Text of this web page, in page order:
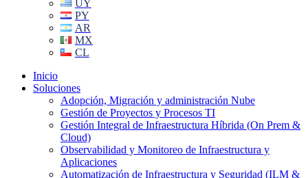
UY
PY
AR
MX
CL
Inicio
Soluciones
Adopción, Migración y administración Nube
Gestión de Proyectos y Procesos TI
Gestión Integral de Infraestructura Híbrida (On Prem &
Cloud)
Observabilidad y Monitoreo de Infraestructura y
Aplicaciones
Automatización de Infraestructura y Seguridad (ILM &